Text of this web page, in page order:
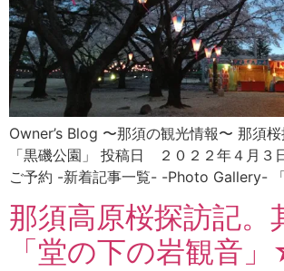
Owner’s Blog 〜那須の観光情報〜 那須桜
「黒磯公園」 投稿日 ２０２２年４月３
ご予約 -新着記事一覧- -Photo Gallery-
那須高原桜探訪記。
「堂の下の岩観音